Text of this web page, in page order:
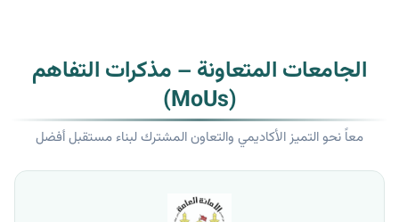
الجامعات المتعاونة – مذكرات التفاهم
(MoUs)
معاً نحو التميز الأكاديمي والتعاون المشترك لبناء مستقبل أفضل